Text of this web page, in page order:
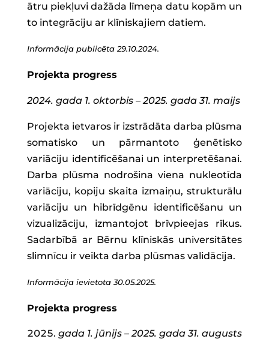
ātru piekļuvi dažāda līmeņa datu kopām un
to integrāciju ar klīniskajiem datiem.
Informācija publicēta 29.10.2024.
Projekta progress
2024. gada 1. oktorbis – 2025. gada 31. maijs
Projekta ietvaros ir izstrādāta darba plūsma
somatisko un pārmantoto ģenētisko
variāciju identificēšanai un interpretēšanai.
Darba plūsma nodrošina viena nukleotīda
variāciju, kopiju skaita izmaiņu, strukturālu
variāciju un hibrīdgēnu identificēšanu un
vizualizāciju, izmantojot brīvpieejas rīkus.
Sadarbībā ar Bērnu klīniskās universitātes
slimnīcu ir veikta darba plūsmas validācija.
Informācija ievietota 30.05.2025.
Projekta progress
gada 1. jūnijs – 2025. gada 31. augusts